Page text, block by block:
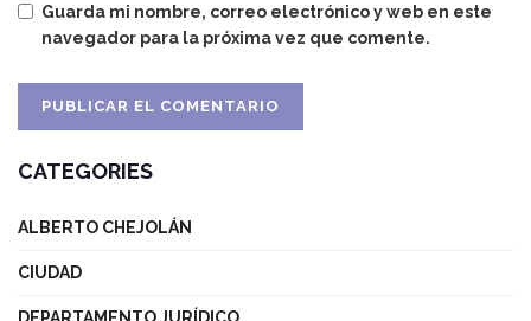
Guarda mi nombre, correo electrónico y web en este
navegador para la próxima vez que comente.
CATEGORIES
ALBERTO CHEJOLÁN
CIUDAD
DEPARTAMENTO JURÍDICO